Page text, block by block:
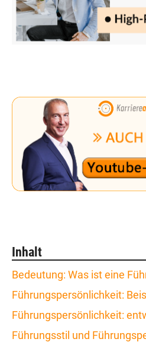
Inhalt
Bedeutung: Was ist eine
Führungspersönlichkeit:
Führungspersönlichkeit:
Führungsstil und